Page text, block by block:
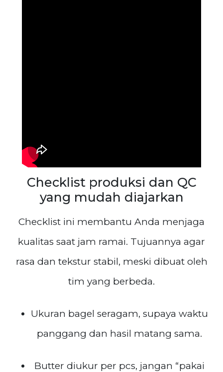
Checklist produksi dan QC
yang mudah diajarkan
Checklist ini membantu Anda menjaga
kualitas saat jam ramai. Tujuannya agar
rasa dan tekstur stabil, meski dibuat oleh
tim yang berbeda.
Ukuran bagel seragam, supaya waktu
panggang dan hasil matang sama.
Butter diukur per pcs, jangan “pakai